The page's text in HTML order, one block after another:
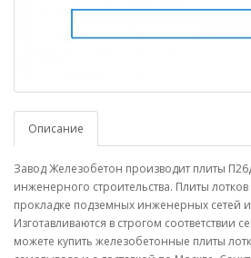
Описание
Завод Железобетон производит плиты
инженерного строительства. Плиты
прокладке подземных инженерных сетей
Изготавливаются в строгом соответствии
можете купить железобетонные плиты